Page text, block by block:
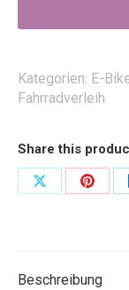
Kategorien: E-
Fahrradverleih
Share this
Share
Share
Beschreibung